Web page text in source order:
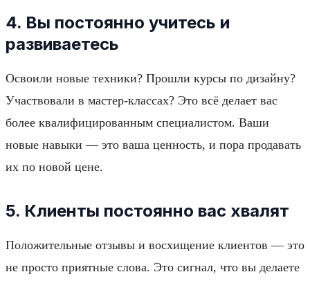
4. Вы постоянно учитесь и
развиваетесь
Освоили новые техники? Прошли курсы по дизайну?
Участвовали в мастер-классах? Это всё делает вас
более квалифицированным специалистом. Ваши
новые навыки — это ваша ценность, и пора продавать
их по новой цене.
5. Клиенты постоянно вас хвалят
Положительные отзывы и восхищение клиентов — это
не просто приятные слова. Это сигнал, что вы делаете